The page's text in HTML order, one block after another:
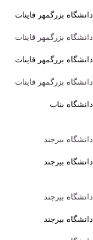
دانشگاه بزرگمهر قاینات
دانشگاه بزرگمهر قاینات
دانشگاه بزرگمهر قاینات
دانشگاه بزرگمهر قاینات
دانشگاه بناب
دانشگاه بیرجند
دانشگاه بیرجند
دانشگاه بیرجند
دانشگاه بیرجند